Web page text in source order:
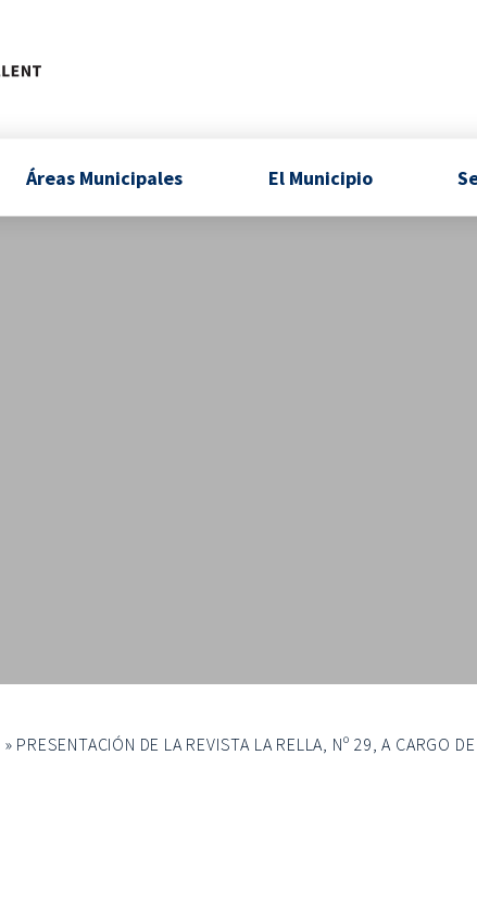
Áreas Municipales El Municipio
» PRESENTACIÓN DE LA REVISTA LA RELLA, Nº 29, A CARGO